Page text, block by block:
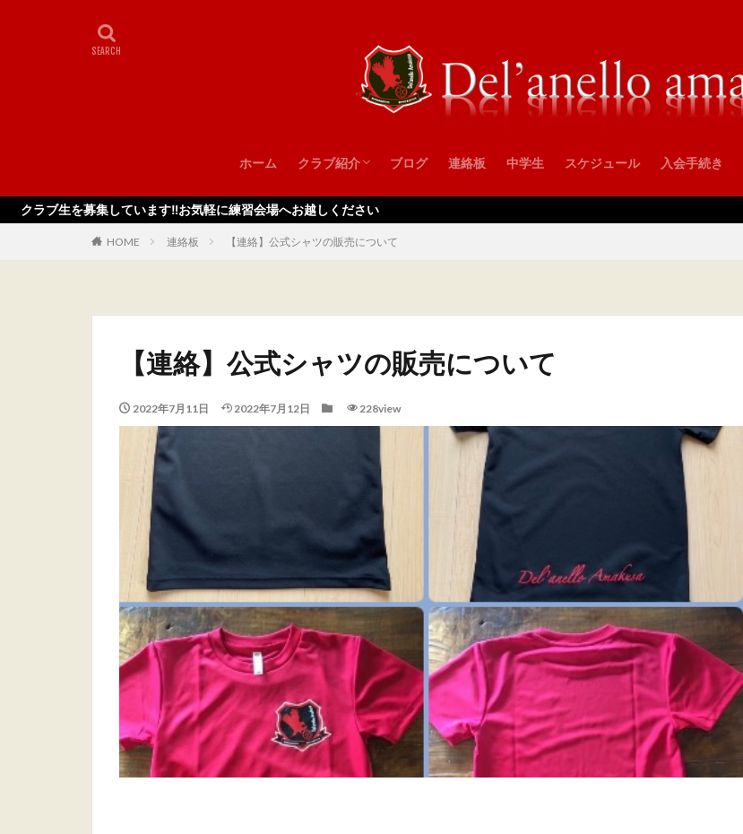
ホーム クラブ紹介
スタッフ
ブログ 連絡板 中学生 スケジュール 入会手続き
募集しています‼️お気軽に練習会場へお越しください
HOME 連絡板 【連絡】公式シャツの販売について
【連絡】公式シャツの販売について
2022年7月11日 2022年7月12日 228view